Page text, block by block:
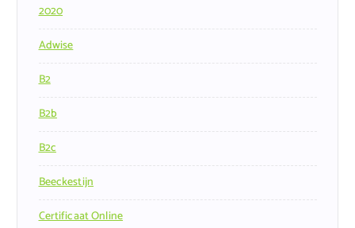
2020
Adwise
B2
B2b
B2c
Beeckestijn
Certificaat Online